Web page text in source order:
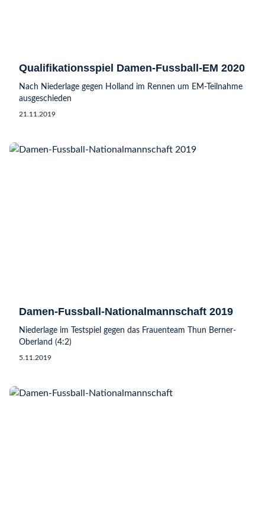
Qualifikationsspiel Damen-Fussball-EM 2020
Nach Niederlage gegen Holland im Rennen um EM-Teilnahme
ausgeschieden
21.11.2019
Damen-Fussball-Nationalmannschaft 2019
Niederlage im Testspiel gegen das Frauenteam Thun Berner-
Oberland (4:2)
5.11.2019